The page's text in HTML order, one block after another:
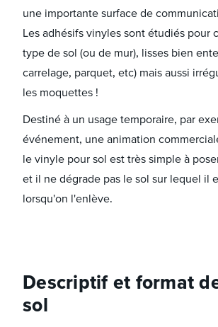
une importante surface de
Les adhésifs vinyles sont étudiés pour
type de sol (ou de mur), lisses bien
carrelage, parquet, etc) mais aussi
les moquettes !
Destiné à un usage temporaire, par
événement, une animation
le vinyle pour sol est très simple à
et il ne dégrade pas le sol sur lequel il
lorsqu'on l'enlève.
Descriptif et format
sol